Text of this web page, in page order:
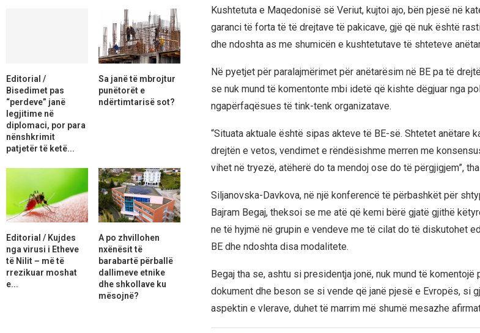
Kushtetuta e Maqedonisë së Veriut, kujtoi ajo, bën pjesë në
garanci të forta të të drejtave të pakicave, gjë që nuk është
dhe ndoshta as me shumicën e kushtetutave të shteteve
Në pyetjet për paralajmërimet për anëtarësim në BE pa të
se nuk mund të komentonte mbi idetë që kishte dëgjuar nga
ngapërfaqësues të tink-tenk organizatave.
“Situata aktuale është sipas akteve të BE-së. Shtetet anëtare
drejtën e vetos, vendimet e rëndësishme merren me
vihet në tryezë, atëherë do ta mendoj ose do të përgjigjem”, tha
Siljanovska-Davkova, në një konferencë të përbashkët për
Bajram Begaj, theksoi se me atë që kemi bërë gjatë gjithë
ne të hyjmë në grupin e vendeve me të cilat do të diskutohet
BE dhe ndoshta disa modalitete.
Begaj tha se, ashtu si presidentja jonë, nuk mund të komentojë
dokument dhe beson se si vende që janë pjesë e Evropës, si
aspektin e vlerave, duhet të marrim më shumë mesazhe
Editorial /
Bisedimet pas
“perdeve” janë
legjitime në
diplomaci, por para
nënshkrimit
patjetër të ketë...
Sa janë të mbrojtur
punëtorët e
ndërtimtarisë sot?
Editorial / Kujdes
nga virusi i Etheve
të Nilit – më të
rrezikuar moshat
e...
A po zhvillohen
nxënësit të
barabartë përballë
dallimeve etnike
dhe shkollave ku
mësojnë?